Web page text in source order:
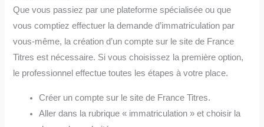
Que vous passiez par une plateforme spécialisée ou que
vous comptiez effectuer la demande d’immatriculation par
vous-même, la création d’un compte sur le site de France
Titres est nécessaire. Si vous choisissez la première option,
le professionnel effectue toutes les étapes à votre place.
Créer un compte sur le site de France Titres.
Aller dans la rubrique « immatriculation » et choisir la